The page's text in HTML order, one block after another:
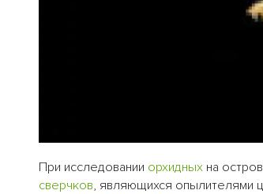
При исследовании орхидных на
сверчков, являющихся опылителями